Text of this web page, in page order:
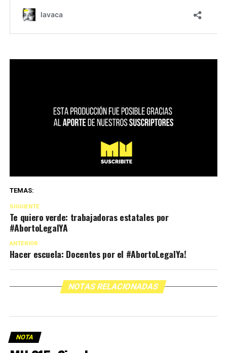
TEMAS:
SIGUIENTE
Te quiero verde: trabajadoras estatales por
#AbortoLegalYA
ANTERIOR
Hacer escuela: Docentes por el #AbortoLegalYa!
NOTAS RELACIONADAS
NOTA